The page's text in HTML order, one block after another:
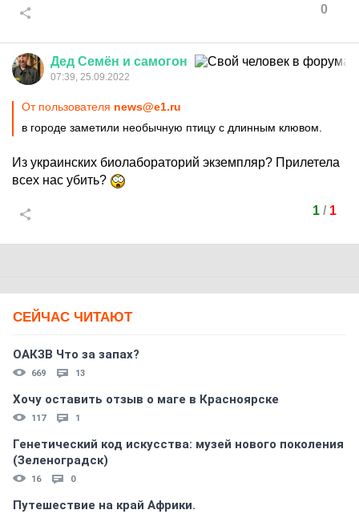
0
Дед Семён и самогон
07:39, 25.09.2022
От пользователя news@e1.ru
в городе заметили необычную птицу с длинным клювом.
Из украинских биолабораторий экземпляр? Прилетела
всех нас убить?
1/ 1
СЕЙЧАС ЧИТАЮТ
ОАКЗВ Что за запах?
669 13
Хочу оставить отзыв о маге в Красноярске
117 1
Генетический код искусства: музей нового поколения
(Зеленоградск)
16 0
Путешествие на край Африки.